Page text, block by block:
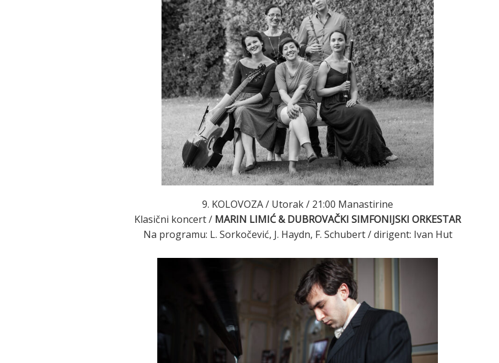
9. KOLOVOZA / Utorak / 21:00 Manastirine
Klasični koncert / MARIN LIMIĆ & DUBROVAČKI SIMFONIJSKI ORKESTAR
Na programu: L. Sorkočević, J. Haydn, F. Schubert / dirigent: Ivan Hut